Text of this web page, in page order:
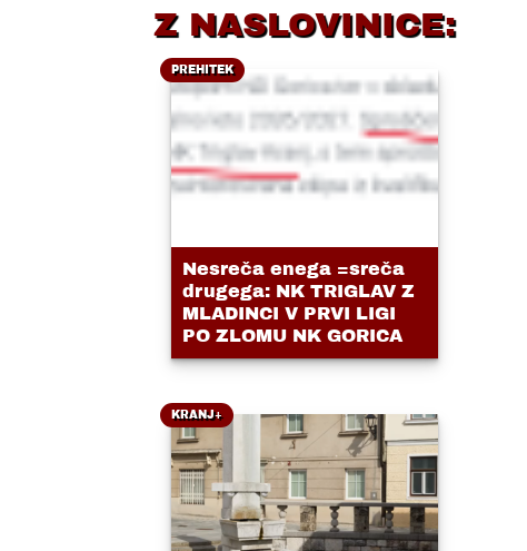
Z NASLOVINICE:
PREHITEK
Nesreča enega =sreča
drugega: NK TRIGLAV Z
MLADINCI V PRVI LIGI
PO ZLOMU NK GORICA
KRANJ+